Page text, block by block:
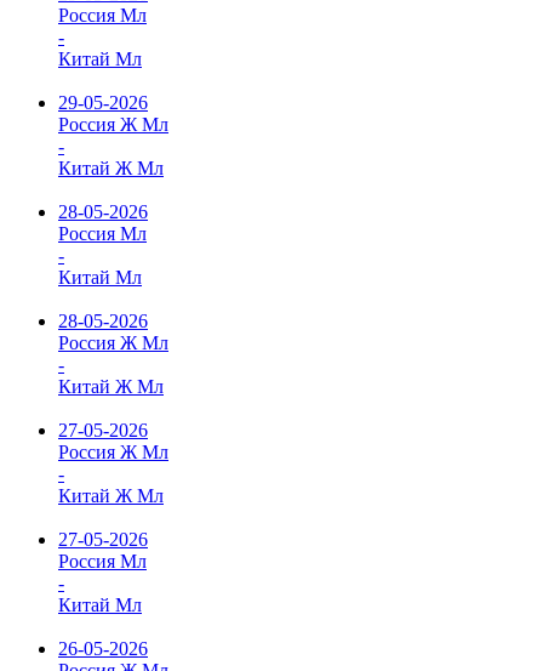
Россия Мл
-
Китай Мл
29-05-2026
Россия Ж Мл
-
Китай Ж Мл
28-05-2026
Россия Мл
-
Китай Мл
28-05-2026
Россия Ж Мл
-
Китай Ж Мл
27-05-2026
Россия Ж Мл
-
Китай Ж Мл
27-05-2026
Россия Мл
-
Китай Мл
26-05-2026